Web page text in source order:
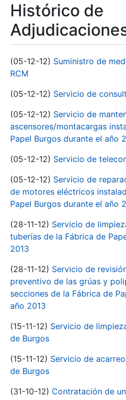
Histórico de
(05-12-12) Suministro de
RCM
(05-12-12) Servicio de
(05-12-12) Servicio de
ascensores/montacargas
Papel Burgos durante el año
(05-12-12) Servicio de
(05-12-12) Servicio de
de motores eléctricos
Papel Burgos durante el año
(28-11-12) Servicio de
tuberías de la Fábrica de
2013
(28-11-12) Servicio de
preventivo de las grúas y
secciones de la Fábrica de
año 2013
(15-11-12) Servicio de
de Burgos
(15-11-12) Servicio de
de Burgos
(31-10-12) Contratación de